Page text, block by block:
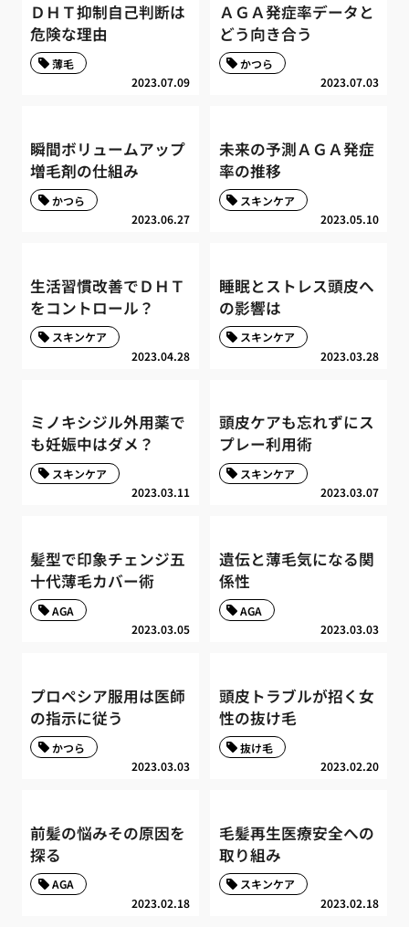
ＤＨＴ抑制自己判断は
危険な理由
2023.07.09
薄毛
ＡＧＡ発症率データと
どう向き合う
2023.07.03
かつら
瞬間ボリュームアップ
増毛剤の仕組み
2023.06.27
かつら
未来の予測ＡＧＡ発症
率の推移
2023.05.10
スキンケア
生活習慣改善でＤＨＴ
をコントロール？
2023.04.28
スキンケア
睡眠とストレス頭皮へ
の影響は
2023.03.28
スキンケア
ミノキシジル外用薬で
も妊娠中はダメ？
2023.03.11
スキンケア
頭皮ケアも忘れずにス
プレー利用術
2023.03.07
スキンケア
髪型で印象チェンジ五
十代薄毛カバー術
2023.03.05
AGA
遺伝と薄毛気になる関
係性
2023.03.03
AGA
プロペシア服用は医師
の指示に従う
2023.03.03
かつら
頭皮トラブルが招く女
性の抜け毛
2023.02.20
抜け毛
前髪の悩みその原因を
探る
2023.02.18
AGA
毛髪再生医療安全への
取り組み
2023.02.18
スキンケア